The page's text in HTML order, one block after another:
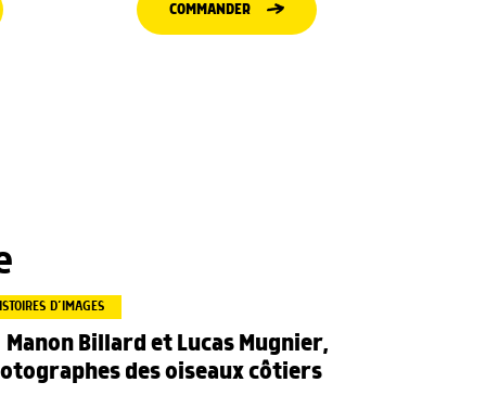
COMMANDER
D’IMAGES
Manon Billard et Lucas Mugnier,
des oiseaux côtiers